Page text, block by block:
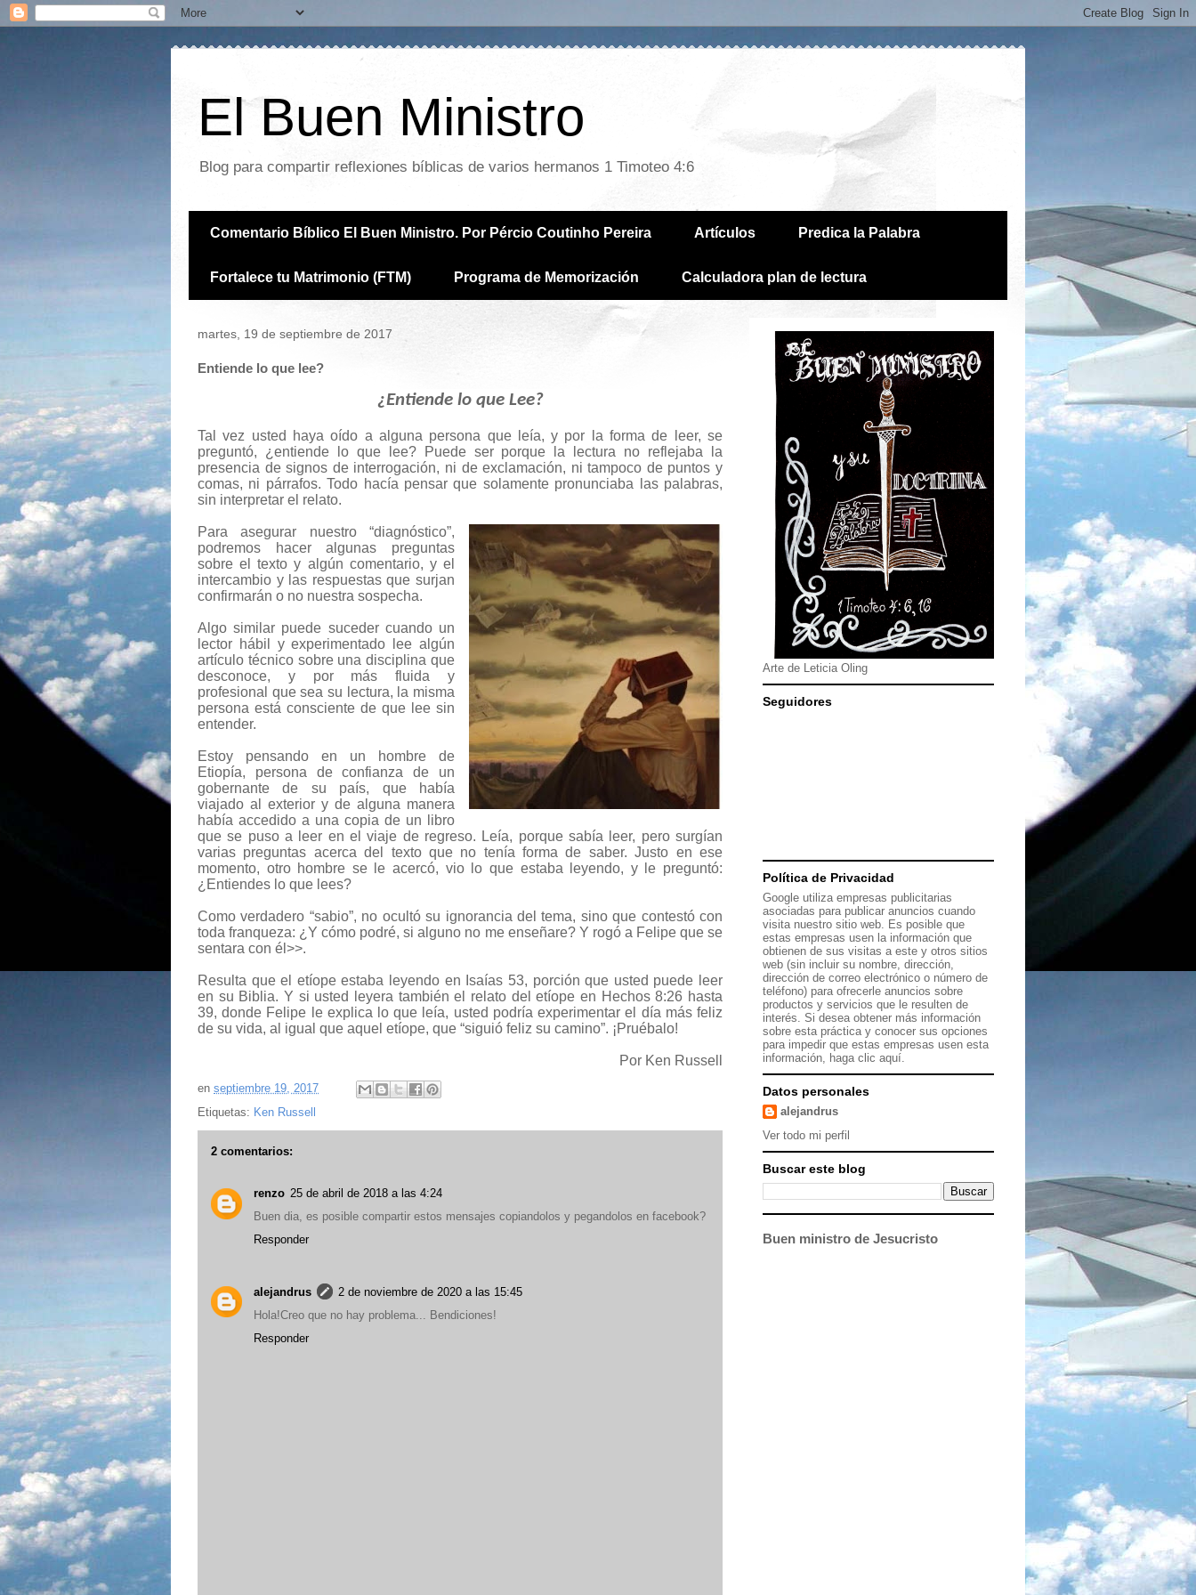
El Buen Ministro
Blog para compartir reflexiones bíblicas de varios hermanos 1 Timoteo 4:6
Comentario Bíblico El Buen Ministro. Por Pércio Coutinho Pereira Artículos Predica la Palabra
Fortalece tu Matrimonio (FTM) Programa de Memorización Calculadora plan de lectura
martes, 19 de septiembre de 2017
Entiende lo que lee?
¿Entiende lo que Lee?
Tal vez usted haya oído a alguna persona que leía, y por la forma de leer, se
preguntó, ¿entiende lo que lee? Puede ser porque la lectura no reflejaba la
presencia de signos de interrogación, ni de exclamación, ni tampoco de puntos y
comas, ni párrafos. Todo hacía pensar que solamente pronunciaba las palabras,
sin interpretar el relato.
Para asegurar nuestro “diagnóstico”,
podremos hacer algunas preguntas
sobre el texto y algún comentario, y el
intercambio y las respuestas que surjan
confirmarán o no nuestra sospecha.
Algo similar puede suceder cuando un
lector hábil y experimentado lee algún
artículo técnico sobre una disciplina que
desconoce, y por más fluida y
profesional que sea su lectura, la misma
persona está consciente de que lee sin
entender.
Estoy pensando en un hombre de
Etiopía, persona de confianza de un
gobernante de su país, que había
viajado al exterior y de alguna manera
había accedido a una copia de un libro
que se puso a leer en el viaje de regreso. Leía, porque sabía leer, pero surgían
varias preguntas acerca del texto que no tenía forma de saber. Justo en ese
momento, otro hombre se le acercó, vio lo que estaba leyendo, y le preguntó:
¿Entiendes lo que lees?
Como verdadero “sabio”, no ocultó su ignorancia del tema, sino que contestó con
toda franqueza: ¿Y cómo podré, si alguno no me enseñare? Y rogó a Felipe que se
sentara con él>>.
Resulta que el etíope estaba leyendo en Isaías 53, porción que usted puede leer
en su Biblia. Y si usted leyera también el relato del etíope en Hechos 8:26 hasta
39, donde Felipe le explica lo que leía, usted podría experimentar el día más feliz
de su vida, al igual que aquel etíope, que “siguió feliz su camino”. ¡Pruébalo!
Por Ken Russell
en septiembre 19, 2017
Etiquetas: Ken Russell
2 comentarios:
renzo 25 de abril de 2018 a las 4:24
Buen dia, es posible compartir estos mensajes copiandolos y pegandolos en facebook?
Responder
alejandrus
2 de noviembre de 2020 a las 15:45
Hola!Creo que no hay problema... Bendiciones!
Responder
Arte de Leticia Oling
Seguidores
Política de Privacidad
Google utiliza empresas publicitarias
asociadas para publicar anuncios cuando
visita nuestro sitio web. Es posible que
estas empresas usen la información que
obtienen de sus visitas a este y otros sitios
web (sin incluir su nombre, dirección,
dirección de correo electrónico o número de
teléfono) para ofrecerle anuncios sobre
productos y servicios que le resulten de
interés. Si desea obtener más información
sobre esta práctica y conocer sus opciones
para impedir que estas empresas usen esta
información, haga clic aquí.
Datos personales
alejandrus
Ver todo mi perfil
Buscar este blog
Buen ministro de Jesucristo